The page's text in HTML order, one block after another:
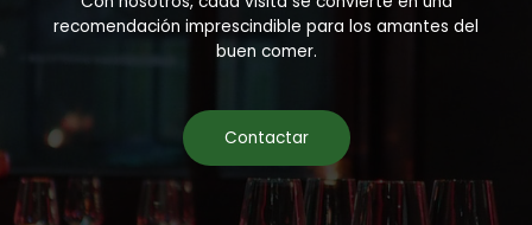
recomendación imprescindible para los amantes del
buen comer.
Contactar